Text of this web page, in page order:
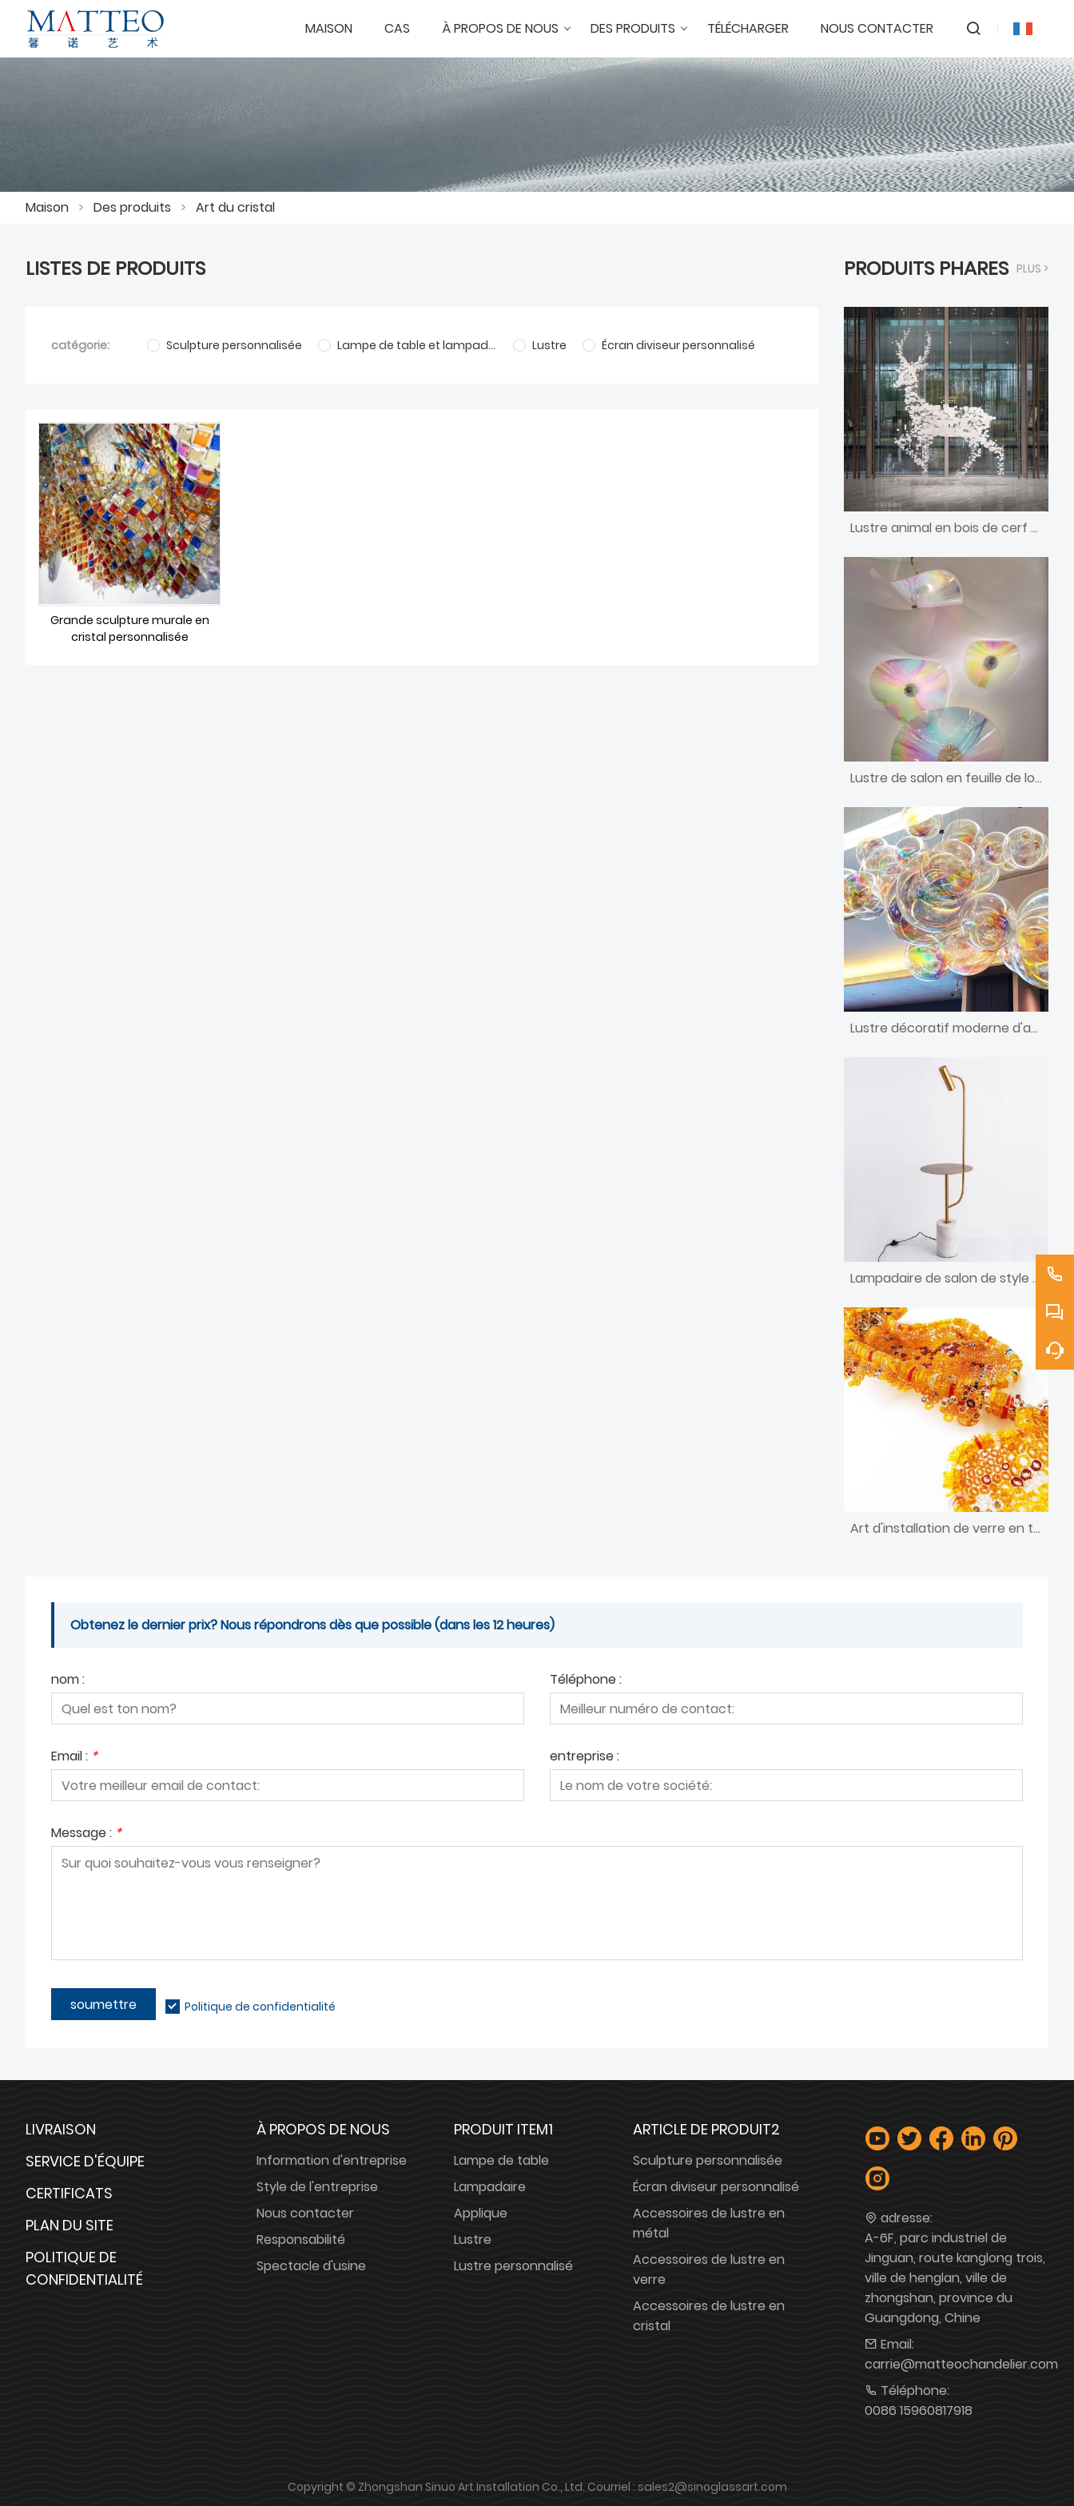
MAISON CAS À PROPOS DE NOUS DES PRODUITS TÉLÉCHARGER NOUS CONTACTER
Maison > Des produits > Art du cristal
LISTES DE PRODUITS
catégorie: Sculpture personnalisée Lampe de table et lampadaire sur mesure Lustre Écran diviseur personnalisé
Grande sculpture murale en
cristal personnalisée
PRODUITS PHARES PLUS >
Lustre animal en bois de cerf acrylique fait main énorme/grand/géant personnalisé
Lustre de salon en feuille de lotus en acrylique coloré
Lustre décoratif moderne d'art de conception de bulle
Lampadaire de salon de style nordique
Art d'installation de verre en trois dimensions
Obtenez le dernier prix? Nous répondrons dès que possible (dans les 12 heures)
nom : Téléphone :
Email : * entreprise :
Message : *
soumettre Politique de confidentialité
LIVRAISON
SERVICE D'ÉQUIPE
CERTIFICATS
PLAN DU SITE
POLITIQUE DE
CONFIDENTIALITÉ
À PROPOS DE NOUS
Information d'entreprise
Style de l'entreprise
Nous contacter
Responsabilité
Spectacle d'usine
PRODUIT ITEM1
Lampe de table
Lampadaire
Applique
Lustre
Lustre personnalisé
ARTICLE DE PRODUIT2
Sculpture personnalisée
Écran diviseur personnalisé
Accessoires de lustre en
métal
Accessoires de lustre en
verre
Accessoires de lustre en
cristal
adresse:
A-6F, parc industriel de
Jinguan, route kanglong trois,
ville de henglan, ville de
zhongshan, province du
Guangdong, Chine
Email:
carrie@matteochandelier.com
Téléphone:
0086 15960817918
Copyright © Zhongshan Sinuo Art Installation Co., Ltd. Courriel : sales2@sinoglassart.com